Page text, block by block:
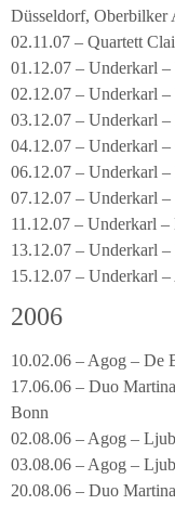
Düsseldorf, Oberbilker
02.11.07 – Quartett
01.12.07 – Underkarl –
02.12.07 – Underkarl
03.12.07 – Underkarl
04.12.07 – Underkarl –
06.12.07 – Underkarl –
07.12.07 – Underkarl
11.12.07 – Underkarl –
13.12.07 – Underkarl –
15.12.07 – Underkarl –
2006
10.02.06 – Agog – De
17.06.06 – Duo
Bonn
02.08.06 – Agog –
03.08.06 – Agog –
20.08.06 – Duo